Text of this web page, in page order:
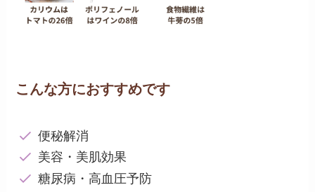
こんな方におすすめです
便秘解消
美容・美肌効果
糖尿病・高血圧予防